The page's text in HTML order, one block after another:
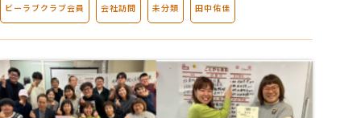
ビーラブクラブ会員 会社訪問 未分類 田中佑佳